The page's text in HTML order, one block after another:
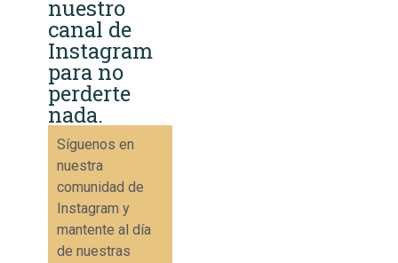
nuestro
canal de
Instagram
para no
perderte
nada.
Síguenos en
nuestra
comunidad de
Instagram y
mantente al día
de nuestras